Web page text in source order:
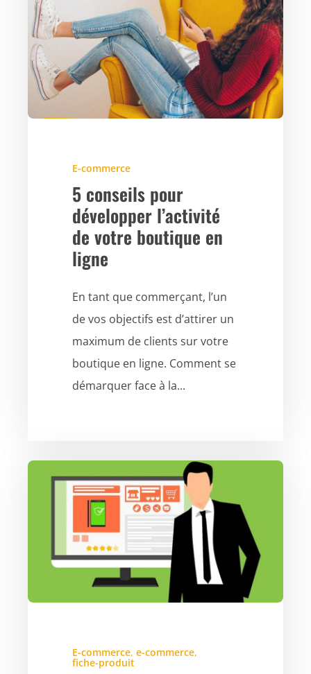
E-commerce
5 conseils pour
développer l’activité
de votre boutique en
ligne
En tant que commerçant, l’un
de vos objectifs est d’attirer un
maximum de clients sur votre
boutique en ligne. Comment se
démarquer face à la...
E-commerce, e-commerce,
fiche-produit